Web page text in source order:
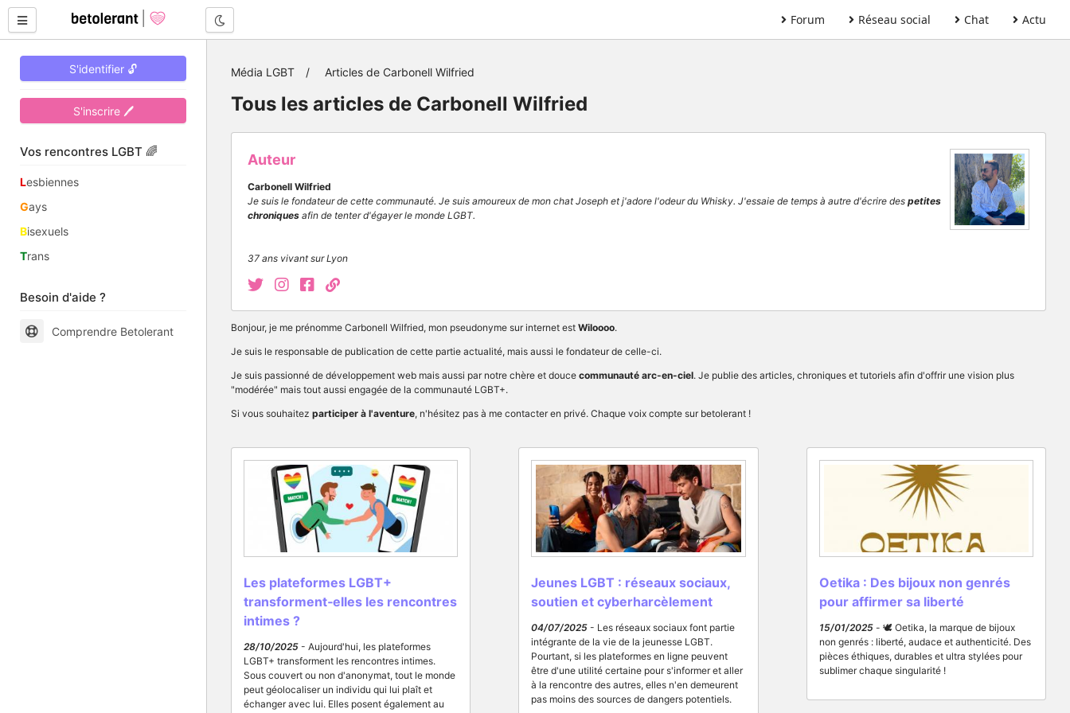
Forum Réseau social Chat Actu
S'identifier 🔓
S'inscrire 🖊
Vos rencontres LGBT 🌈
Lesbiennes
Gays
Bisexuels
Trans
Besoin d'aide ?
Comprendre Betolerant
Média LGBT Articles de Carbonell Wilfried
Tous les articles de Carbonell Wilfried
Auteur
Carbonell Wilfried
Je suis le fondateur de cette communauté. Je suis amoureux de mon chat Joseph et j'adore l'odeur du Whisky. J'essaie de temps à autre d'écrire des petites
chroniques afin de tenter d'égayer le monde LGBT.
37 ans vivant sur Lyon
Bonjour, je me prénomme Carbonell Wilfried, mon pseudonyme sur internet est Wiloooo.
Je suis le responsable de publication de cette partie actualité, mais aussi le fondateur de celle-ci.
Je suis passionné de développement web mais aussi par notre chère et douce communauté arc-en-ciel. Je publie des articles, chroniques et tutoriels afin d'offrir une vision plus
"modérée" mais tout aussi engagée de la communauté LGBT+.
Si vous souhaitez participer à l'aventure, n'hésitez pas à me contacter en privé. Chaque voix compte sur betolerant !
Les plateformes LGBT+
transforment‑elles les rencontres
intimes ?
28/10/2025 - Aujourd'hui, les plateformes
LGBT+ transforment les rencontres intimes.
Sous couvert ou non d'anonymat, tout le monde
peut géolocaliser un individu qui lui plaît et
échanger avec lui. Elles posent également au
Jeunes LGBT : réseaux sociaux,
soutien et cyberharcèlement
04/07/2025 - Les réseaux sociaux font partie
intégrante de la vie de la jeunesse LGBT.
Pourtant, si les plateformes en ligne peuvent
être d'une utilité certaine pour s'informer et aller
à la rencontre des autres, elles n'en demeurent
pas moins des sources de dangers potentiels.
Oetika : Des bijoux non genrés
pour affirmer sa liberté
15/01/2025- 🕊️ Oetika, la marque de bijoux
non genrés : liberté, audace et authenticité. Des
pièces éthiques, durables et ultra stylées pour
sublimer chaque singularité !